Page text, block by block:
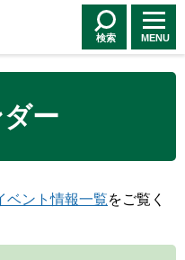
検索 MENU
ー
ベント情報一覧をご覧く